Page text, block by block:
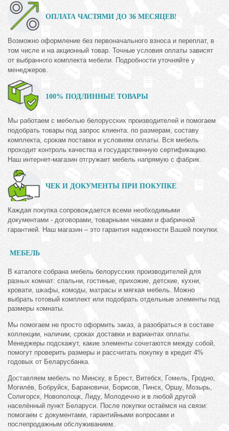
ОПЛАТА ЧАСТЯМИ ДО 36 МЕСЯЦЕВ!
Возможно оформление без первоначального взноса и переплат, в
том числе и на акционный товар. Точные условия оплаты зависят
от выбранного комплекта мебели. Подробности уточняйте у
менеджеров.
100% ПОДЛИННЫЕ ТОВАРЫ
Мы работаем с мебелью белорусских производителей и помогаем
подобрать товары под запрос клиента: по размерам, составу
комплекта, срокам поставки и условиям оплаты. Вся мебель
проходит контроль качества и государственную сертификацию.
Наш интернет-магазин отгружает мебель напрямую с фабрик.
ЧЕК И ДОКУМЕНТЫ ПРИ ПОКУПКЕ
Каждая покупка сопровождается всеми необходимыми
документами - договорами, товарными чеками и фабричной
гарантией. Наш магазин – это гарантия надежности Вашей покупки.
МЕБЕЛЬ
В каталоге собрана мебель белорусских производителей для
разных комнат: спальни, гостиные, прихожие, детские, кухни,
кровати, шкафы, комоды, матрасы и мягкая мебель. Можно
выбрать готовый комплект или подобрать отдельные элементы под
размеры комнаты.
Мы помогаем не просто оформить заказ, а разобраться в составе
коллекции, наличии, сроках доставки и вариантах оплаты.
Менеджеры подскажут, какие элементы сочетаются между собой,
помогут проверить размеры и рассчитать покупку в кредит 4%
годовых от Беларусбанка.
Доставляем мебель по Минску, в Брест, Витебск, Гомель, Гродно,
Могилёв, Бобруйск, Барановичи, Борисов, Пинск, Оршу, Мозырь,
Солигорск, Новополоцк, Лиду, Молодечно и в любой другой
населённый пункт Беларуси. После покупки остаёмся на связи:
помогаем с документами, гарантийными вопросами и
послепродажным обслуживанием.